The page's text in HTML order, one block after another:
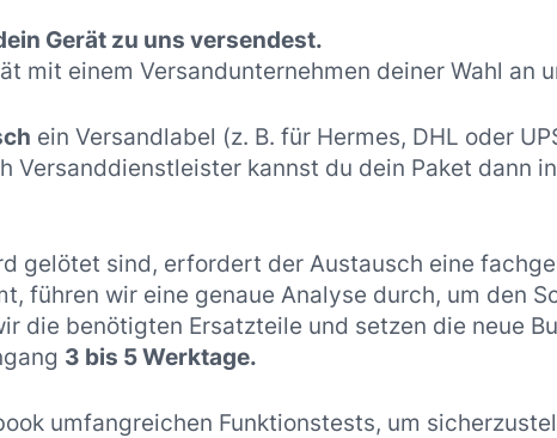
Gerät zu uns versendest.
mit einem Versandunternehmen deiner Wahl an
ein Versandlabel (z. B. für Hermes, DHL oder
Versanddienstleister kannst du dein Paket dann
gelötet sind, erfordert der Austausch eine
führen wir eine genaue Analyse durch, um den
die benötigten Ersatzteile und setzen die neue
3 bis 5 Werktage.
umfangreichen Funktionstests, um